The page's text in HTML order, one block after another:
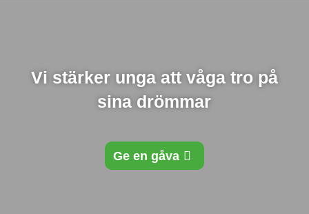
Vi stärker unga att våga tro på
sina drömmar
Ge en gåva